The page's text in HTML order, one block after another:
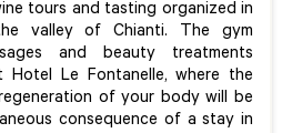
tours and tasting organized in
valley of Chianti. The gym
and beauty treatments
Le Fontanelle, where the
of your body will be
consequence of a stay in